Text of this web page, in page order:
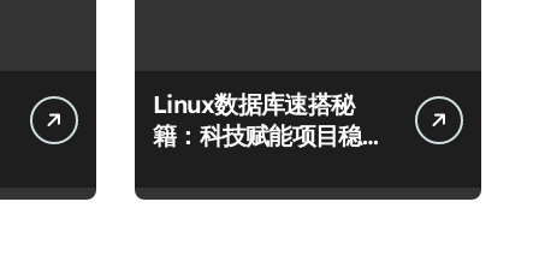
Linux数据库速搭秘
籍：科技赋能项目稳定